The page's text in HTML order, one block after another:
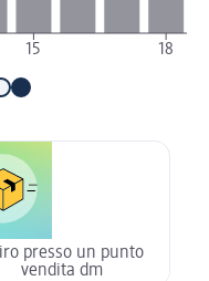
15 18
presso un punto
vendita dm